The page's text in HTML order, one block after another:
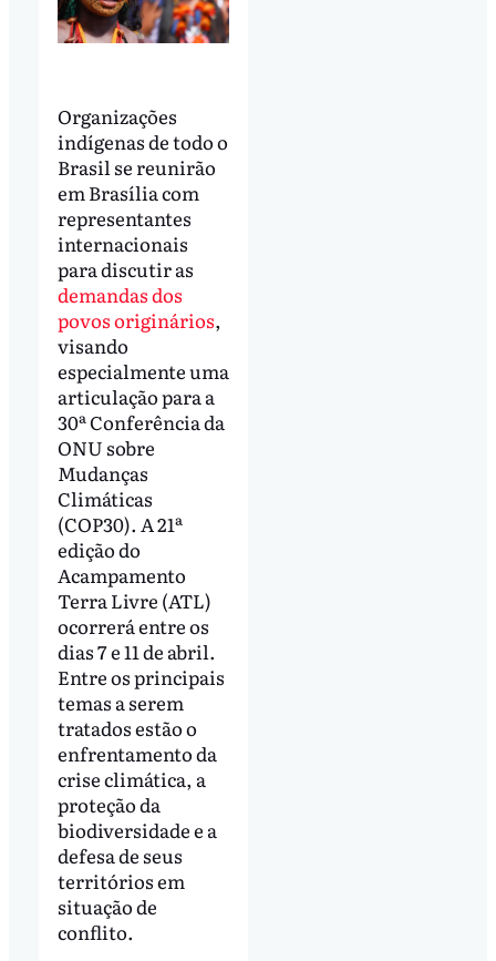
Organizações
indígenas de todo o
Brasil se reunirão
em Brasília com
representantes
internacionais
para discutir as
demandas dos
povos originários,
visando
especialmente uma
articulação para a
30ª Conferência da
ONU sobre
Mudanças
Climáticas
(COP30). A 21ª
edição do
Acampamento
Terra Livre (ATL)
ocorrerá entre os
dias 7 e 11 de abril.
Entre os principais
temas a serem
tratados estão o
enfrentamento da
crise climática, a
proteção da
biodiversidade e a
defesa de seus
territórios em
situação de
conflito.